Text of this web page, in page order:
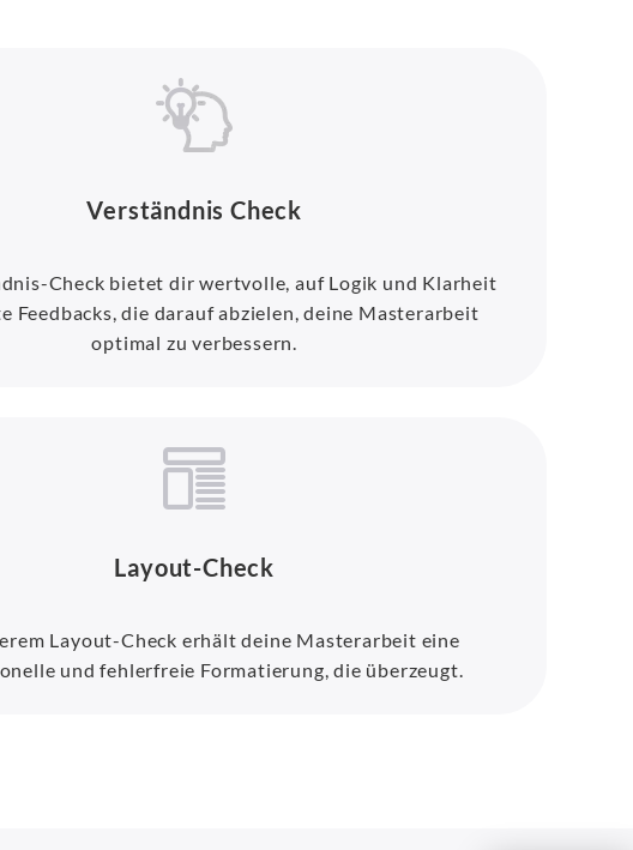
Verständnis Check
Check bietet dir wertvolle, auf Logik und Klarheit
Feedbacks, die darauf abzielen, deine Masterarbeit
optimal zu verbessern.
Layout-Check
Layout-Check erhält deine Masterarbeit eine
und fehlerfreie Formatierung, die überzeugt.